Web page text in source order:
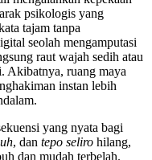
psikologis yang
tajam tanpa
seolah mengamputasi
raut wajah sedih atau
Akibatnya, ruang maya
instan lebih
yang nyata bagi
, dan tepo seliro hilang,
dan mudah terbelah.